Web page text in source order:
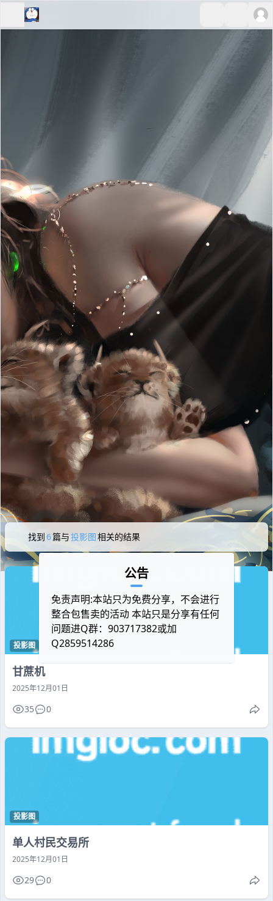
找到6篇与投影图相关的结果
投影图
甘蔗机
2025年12月01日
35 0
投影图
单人村民交易所
2025年12月01日
29 0
公告
免责声明:本站只为免费分享，不会进行
整合包售卖的活动 本站只是分享有任何
问题进Q群：903717382或加
Q2859514286